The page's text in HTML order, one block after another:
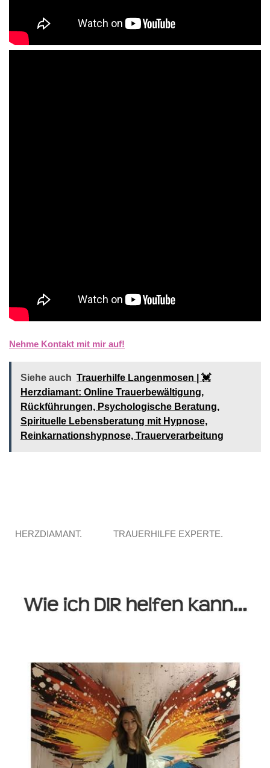
Nehme Kontakt mit mir auf!
Siehe auch Trauerhilfe Langenmosen | 💓️️
Herzdiamant: Online Trauerbewältigung,
Rückführungen, Psychologische Beratung,
Spirituelle Lebensberatung mit Hypnose,
Reinkarnationshypnose, Trauerverarbeitung
HERZDIAMANT. TRAUERHILFE EXPERTE.